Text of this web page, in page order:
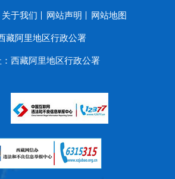
关于我们 网站声明 网站地图
藏阿里地区行政公署
西藏阿里地区行政公署